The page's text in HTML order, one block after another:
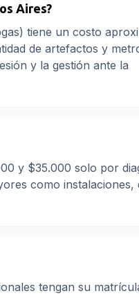
Aires?
tiene un costo
de artefactos y
y la gestión ante la
y $35.000 solo por
como instalaciones,
tengan su